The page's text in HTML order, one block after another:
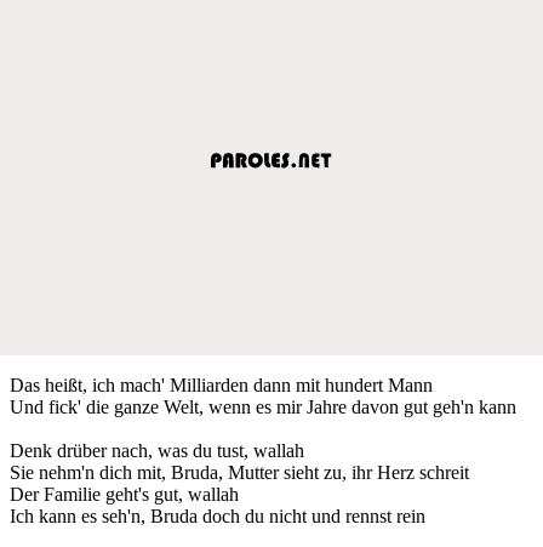
Das heißt, ich mach' Milliarden dann mit hundert Mann
Und fick' die ganze Welt, wenn es mir Jahre davon gut geh'n kann
Denk drüber nach, was du tust, wallah
Sie nehm'n dich mit, Bruda, Mutter sieht zu, ihr Herz schreit
Der Familie geht's gut, wallah
Ich kann es seh'n, Bruda doch du nicht und rennst rein